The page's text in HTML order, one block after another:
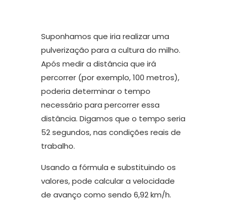
Suponhamos que iria realizar uma
pulverização para a cultura do milho.
Após medir a distância que irá
percorrer (por exemplo, 100 metros),
poderia determinar o tempo
necessário para percorrer essa
distância. Digamos que o tempo seria
52 segundos, nas condições reais de
trabalho.
Usando a fórmula e substituindo os
valores, pode calcular a velocidade
de avanço como sendo 6,92 km/h.